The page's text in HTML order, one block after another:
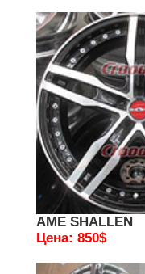
AME SHALLEN
Цена: 850$